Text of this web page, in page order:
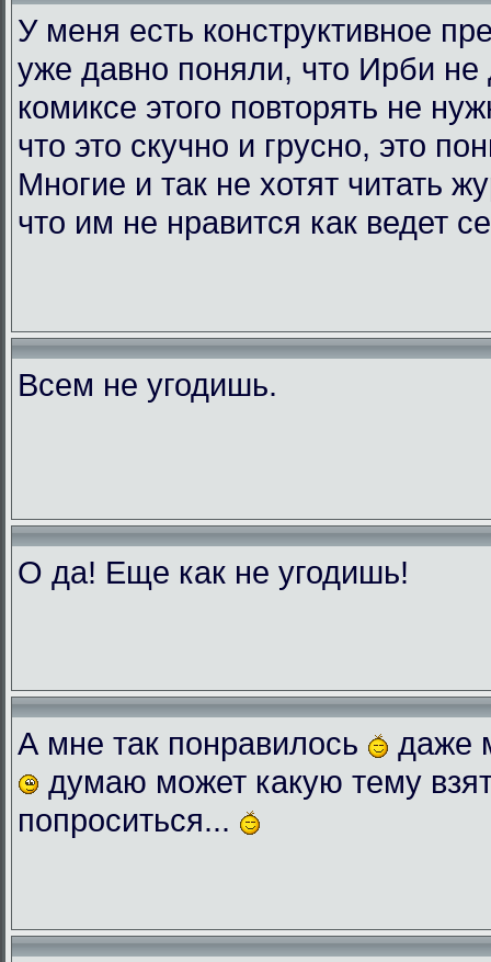
У меня есть конструктивное
уже давно поняли, что Ирби не
комиксе этого повторять не
что это скучно и грусно, это
Многие и так не хотят читать
что им не нравится как ведет
Всем не угодишь.
О да! Еще как не угодишь!
А мне так понравилось
даже
думаю может какую тему
попроситься...